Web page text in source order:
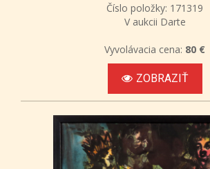
Číslo položky: 171319
V aukcii Darte
Vyvolávacia cena: 80 €
ZOBRAZIŤ